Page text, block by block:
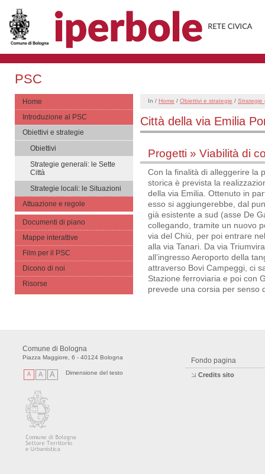
PSC
Home
Introduzione al PSC
Obiettivi e strategie
Obiettivi
Strategie generali: le Sette
Città
Strategie locali: le Situazioni
Attuazione e regole
Documenti di piano
Mappe interattive
Film per il PSC
Dicono di noi
Risorse
In / Home / Obiettivi e strategie / Strategie
Città della via Emilia
Progetti » Viabilità di
Con la finalità di alleggerire la
storica è prevista la
della via Emilia. Ottenuto in
esso si aggiungerebbe, dal
già esistente a sud (asse De
collegando, tramite un nuovo
via del Chiù, per poi entrare
alla via Tanari. Da via
all’ingresso Aeroporto della
attraverso Bovi Campeggi, ci
Stazione ferroviaria e poi con
prevede una corsia per senso
Comune di Bologna
Piazza Maggiore, 6 - 40124 Bologna
A A A Dimensione del testo
Fondo pagina
Credits sito